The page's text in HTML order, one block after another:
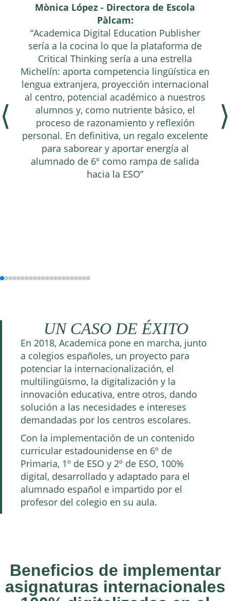
Mònica López - Directora de Escola
Pàlcam:
“Academica Digital Education Publisher
sería a la cocina lo que la plataforma de
Critical Thinking sería a una estrella
Michelín: aporta competencia lingüística en
lengua extranjera, proyección internacional
al centro, potencial académico a nuestros
alumnos y, como nutriente básico, el
proceso de razonamiento y reflexión
personal. En definitiva, un regalo excelente
para saborear y aportar energía al
alumnado de 6º como rampa de salida
hacia la ESO”
⟨ ⟩
UN CASO DE ÉXITO
En 2018, Academica pone en marcha, junto
a colegios españoles, un proyecto para
potenciar la internacionalización, el
multilingüismo, la digitalización y la
innovación educativa, entre otros, dando
solución a las necesidades e intereses
demandadas por los centros escolares.
Con la implementación de un contenido
curricular estadounidense en 6º de
Primaria, 1º de ESO y 2º de ESO, 100%
digital, desarrollado y adaptado para el
alumnado español e impartido por el
profesor del colegio en su aula.
Beneficios de implementar
asignaturas internacionales